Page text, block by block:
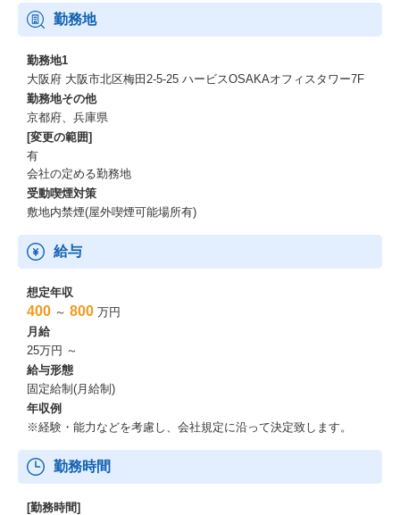
┗詳細設計～プログラミング～テスト
(Java・Python・PostgreSQL・Git)
・美容業界におけるサービスシステムの開発
┗要件定義～基本設計～詳細設計～プログラミング～テスト
(Java・Oracle・Apache・Tomcat・Git)
・結婚関連情報サイトにおけるシステム開発
┗要件定義～基本設計～詳細設計～プログラミング～テスト～運
用・保守
(PHP・Go・MySQL・React・JQuery・Laravel・Ansible・Git・
AWS)
※上記は過去に行ってきた案件も含まれております。
※リモート案件も増えてきており、先進的な働き方も積極的に取
り入れております。
┗リモート案件は東海→首都圏、関西→首都圏など、居住エリア
を変えることなくエリアを越えて携っていただける可能性がござ
います。
┗弊社全体でリモートにてお仕事されている方は約70%。(一部リ
モート、フルリモート含む)
～研修について～
■希望者の方に向けて様々な研修をご用意しております！
・AI・機械学習研修
└AI・機械学習の基礎をe-learningで学べます。
勤務地
勤務地1
大阪府 大阪市北区梅田2-5-25 ハービスOSAKAオフィスタワー7F
勤務地その他
京都府、兵庫県
[変更の範囲]
有
会社の定める勤務地
受動喫煙対策
敷地内禁煙(屋外喫煙可能場所有)
給与
想定年収
400 ～ 800 万円
月給
25万円 ～
給与形態
固定給制(月給制)
年収例
※経験・能力などを考慮し、会社規定に沿って決定致します。
勤務時間
[勤務時間]